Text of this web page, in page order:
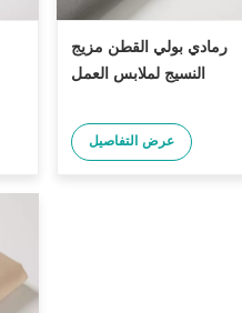
رمادي بولي القطن مزيج
النسيج لملابس العمل
عرض التفاصيل